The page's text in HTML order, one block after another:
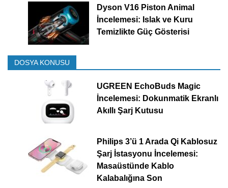
Dyson V16 Piston Animal
İncelemesi: Islak ve Kuru
Temizlikte Güç Gösterisi
DOSYA KONUSU
UGREEN EchoBuds Magic
İncelemesi: Dokunmatik Ekranlı
Akıllı Şarj Kutusu
Philips 3’ü 1 Arada Qi Kablosuz
Şarj İstasyonu İncelemesi:
Masaüstünde Kablo
Kalabalığına Son